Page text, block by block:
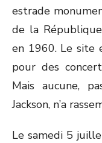
estrade
de la
en 1960. Le site
pour des
Mais aucune,
Jackson, n’a
Le samedi 5